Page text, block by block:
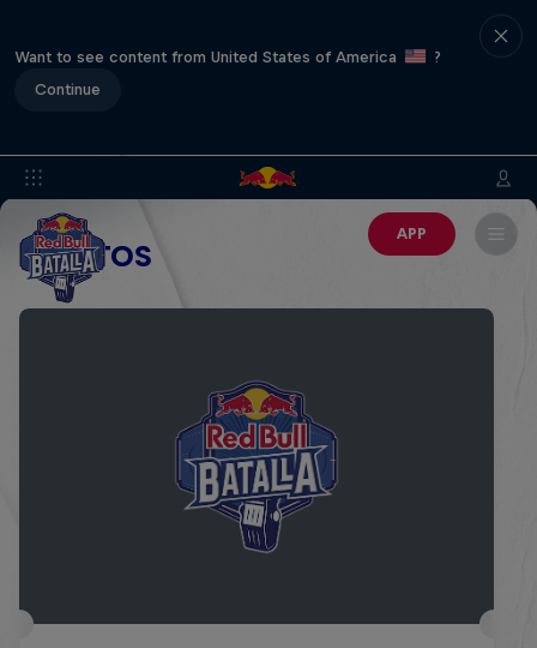
Want to see content from United States of America
?
Continue
APP
EVENTOS